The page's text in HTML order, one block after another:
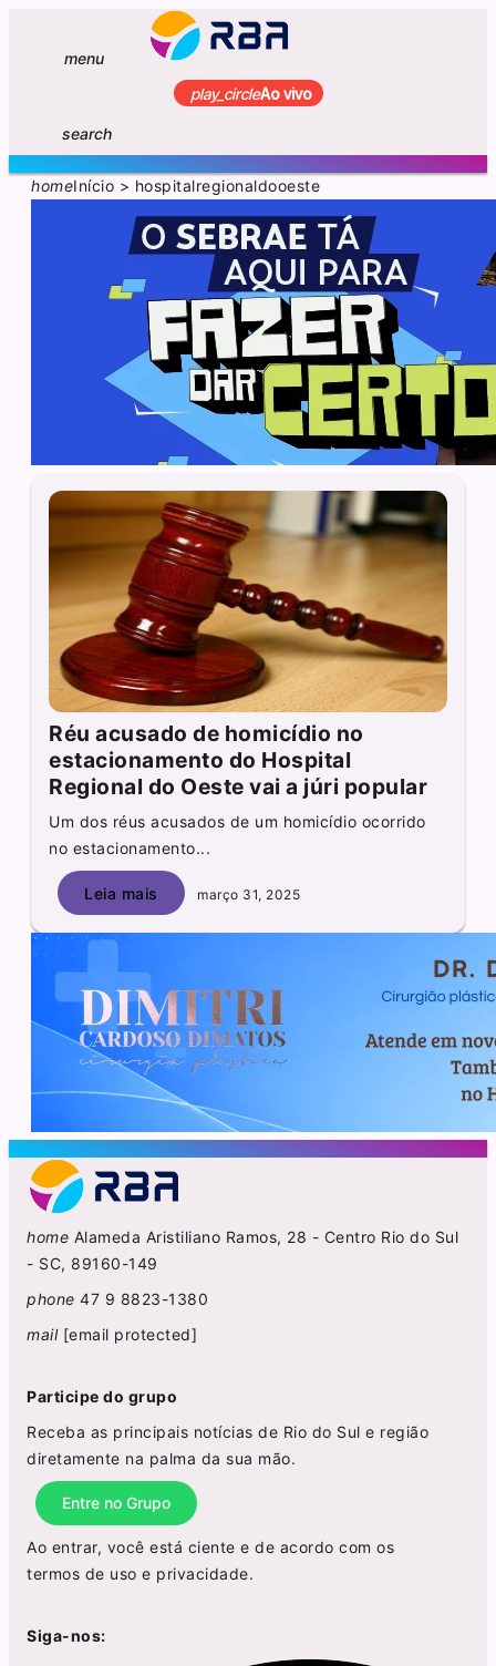
menu
play_circleAo vivo
search
homeInício > hospitalregionaldooeste
Réu acusado de homicídio no
estacionamento do Hospital
Regional do Oeste vai a júri popular
Um dos réus acusados de um homicídio ocorrido
no estacionamento...
Leia mais março 31, 2025
home Alameda Aristiliano Ramos, 28 - Centro Rio do Sul
- SC, 89160-149
phone 47 9 8823-1380
mail [email protected]
Participe do grupo
Receba as principais notícias de Rio do Sul e região
diretamente na palma da sua mão.
Entre no Grupo
Ao entrar, você está ciente e de acordo com os
termos de uso e privacidade.
Siga-nos: